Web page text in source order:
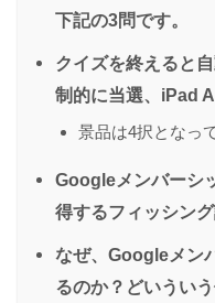
下記の3問です。
クイズを終えると
制的に当選、iPad
景品は4択となっ
Googleメンバーシ
得するフィッシン
なぜ、Googleメン
るのか？どいうい